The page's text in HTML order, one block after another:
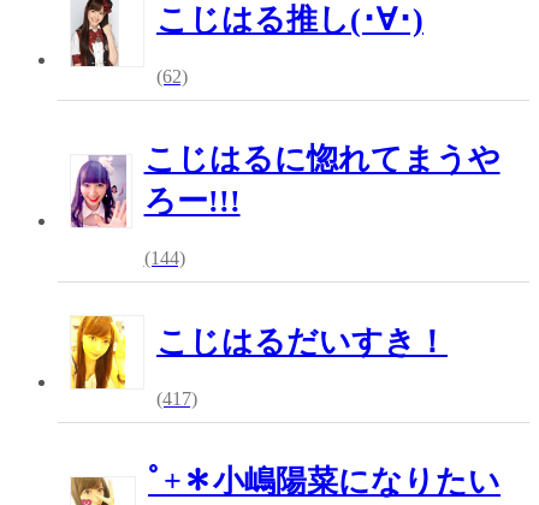
こじはる推し(･∀･)
(62)
こじはるに惚れてまうや
ろー!!!
(144)
こじはるだいすき！
(417)
ﾟ+＊小嶋陽菜になりたい